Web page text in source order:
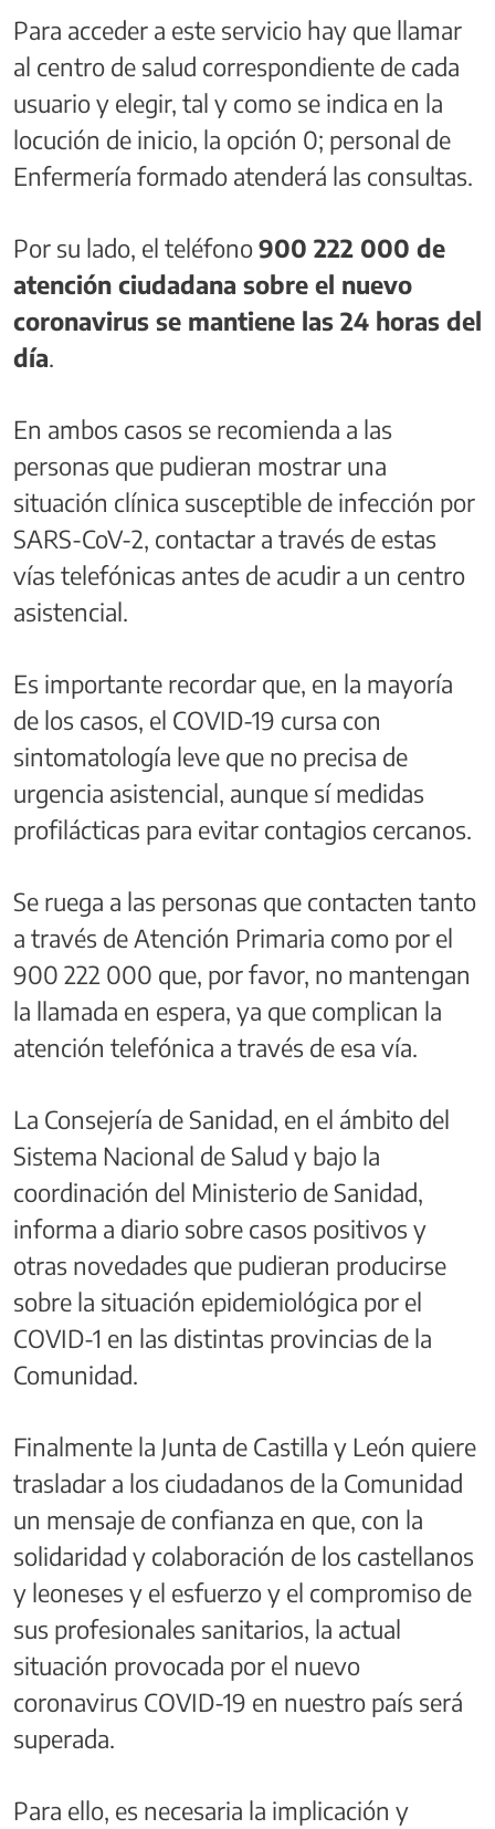
Para acceder a este servicio hay que llamar
al centro de salud correspondiente de cada
usuario y elegir, tal y como se indica en la
locución de inicio, la opción 0; personal de
Enfermería formado atenderá las consultas.
Por su lado, el teléfono900 222 000 de
atención ciudadana sobre el nuevo
coronavirus se mantiene las 24 horas del
día.
En ambos casos se recomienda a las
personas que pudieran mostrar una
situación clínica susceptible de infección por
SARS-CoV-2, contactar a través de estas
vías telefónicas antes de acudir a un centro
asistencial.
Es importante recordar que, en la mayoría
de los casos, el COVID-19 cursa con
sintomatología leve que no precisa de
urgencia asistencial, aunque sí medidas
profilácticas para evitar contagios cercanos.
Se ruega a las personas que contacten tanto
a través de Atención Primaria como por el
900 222 000 que, por favor, no mantengan
la llamada en espera, ya que complican la
atención telefónica a través de esa vía.
La Consejería de Sanidad, en el ámbito del
Sistema Nacional de Salud y bajo la
coordinación del Ministerio de Sanidad,
informa a diario sobre casos positivos y
otras novedades que pudieran producirse
sobre la situación epidemiológica por el
COVID-1 en las distintas provincias de la
Comunidad.
Finalmente la Junta de Castilla y León quiere
trasladar a los ciudadanos de la Comunidad
un mensaje de confianza en que, con la
solidaridad y colaboración de los castellanos
y leoneses y el esfuerzo y el compromiso de
sus profesionales sanitarios, la actual
situación provocada por el nuevo
coronavirus COVID-19 en nuestro país será
superada.
Para ello, es necesaria la implicación y